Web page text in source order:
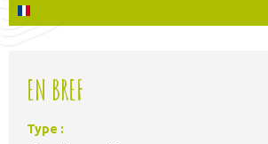
EN BREF
Type :